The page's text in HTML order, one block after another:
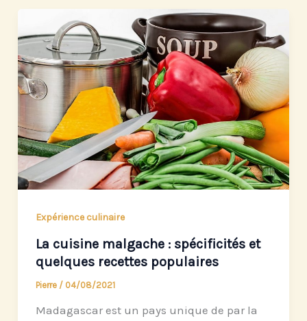
Expérience culinaire
La cuisine malgache : spécificités et
quelques recettes populaires
Pierre / 04/08/2021
Madagascar est un pays unique de par la